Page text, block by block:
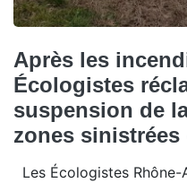
Après les
Écologistes
suspension de
zones sinistrées
Les Écologistes